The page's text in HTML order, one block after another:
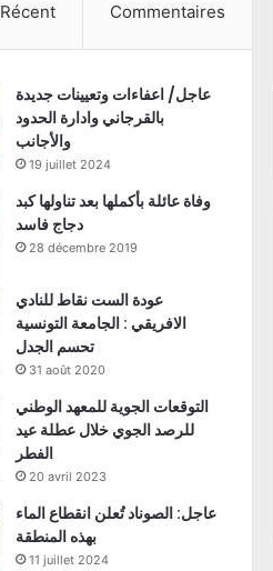
Récent Commentaires
عاجل/ اعفاءات وتعيينات جديدة
بالقرجاني وادارة الحدود
والأجانب
19 juillet 2024
وفاة عائلة بأكملها بعد تناولها كبد
دجاج فاسد
28 décembre 2019
عودة الست نقاط للنادي
الافريقي : الجامعة التونسية
تحسم الجدل
31 août 2020
التوقعات الجوية للمعهد الوطني
للرصد الجوي خلال عطلة عيد
الفطر
20 avril 2023
عاجل: الصوناد تُعلن انقطاع الماء
بهذه المنطقة
11 juillet 2024